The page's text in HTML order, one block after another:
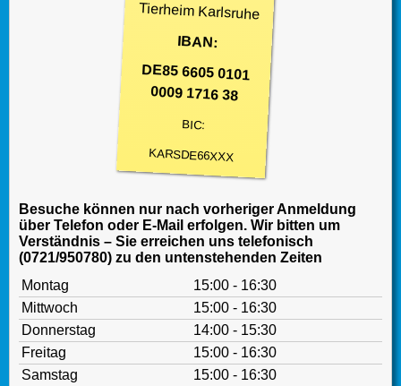
Tierheim Karlsruhe
IBAN:
DE85 6605 0101
0009 1716 38
BIC:
KARSDE66XXX
Besuche können nur nach vorheriger Anmeldung
über Telefon oder E-Mail erfolgen. Wir bitten um
Verständnis – Sie erreichen uns telefonisch
(0721/950780) zu den untenstehenden Zeiten
Montag
15:00 - 16:30
Mittwoch
15:00 - 16:30
Donnerstag
14:00 - 15:30
Freitag
15:00 - 16:30
Samstag
15:00 - 16:30